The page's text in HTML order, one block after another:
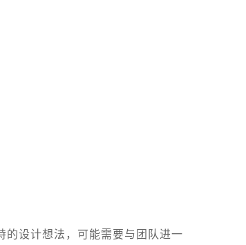
的设计想法，可能需要与团队进一